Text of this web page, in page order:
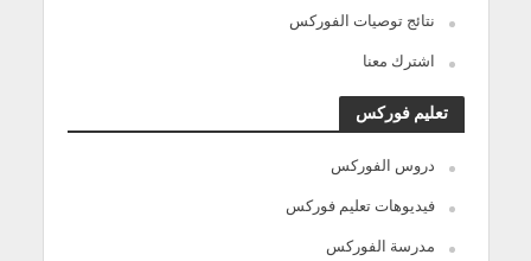
نتائج توصيات الفوركس
اشترك معنا
تعليم فوركس
دروس الفوركس
فيديوهات تعليم فوركس
مدرسة الفوركس